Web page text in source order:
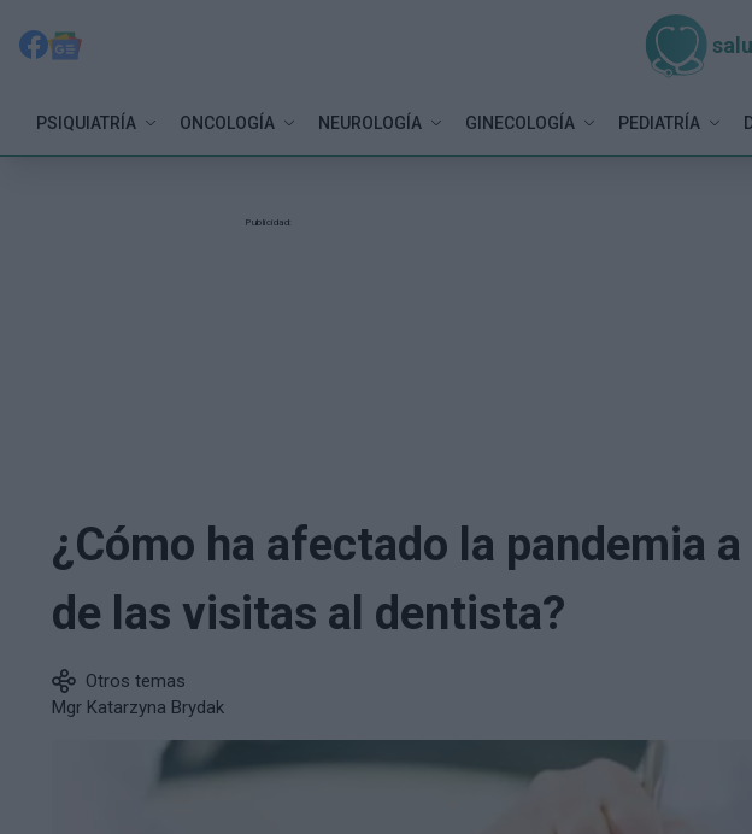
PSIQUIATRÍA ONCOLOGÍA NEUROLOGÍA GINECOLOGÍA PEDIATRÍA
Publicidad:
¿Cómo ha afectado la pandemia
de las visitas al dentista?
Otros temas
Mgr Katarzyna Brydak